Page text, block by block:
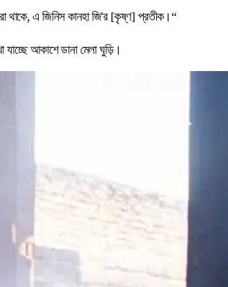
থাকে, এ জিনিস কানহা জি'র [কৃষ্ণ] প্রতীক।“
যাচ্ছে আকাশে ডানা মেলা ঘুড়ি।